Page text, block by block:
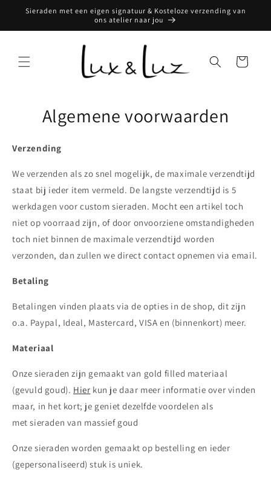
naar de
Sieraden met een eigen signatuur & Kosteloze verzending van
ons atelier naar jou
Winkelwagen
Algemene voorwaarden
Verzending
We verzenden als zo snel mogelijk, de maximale verzendtijd
staat bij ieder item vermeld. De langste verzendtijd is 5
werkdagen voor custom sieraden. Mocht een artikel toch
niet op voorraad zijn, of door onvoorziene omstandigheden
toch niet binnen de maximale verzendtijd worden
verzonden, dan zullen we direct contact opnemen via email.
Betaling
Betalingen vinden plaats via de opties in de shop, dit zijn
o.a. Paypal, Ideal, Mastercard, VISA en (binnenkort) meer.
Materiaal
Onze sieraden zijn gemaakt van gold filled materiaal
(gevuld goud). Hier kun je daar meer informatie over vinden
maar, in het kort; je geniet dezelfde voordelen als
met sieraden van massief goud
Onze sieraden worden gemaakt op bestelling en ieder
(gepersonaliseerd) stuk is uniek.